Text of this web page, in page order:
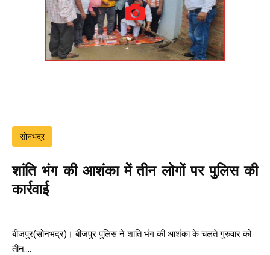
सोनभद्र
शांति भंग की आशंका में तीन लोगों पर पुलिस की
कार्रवाई
बीजपुर(सोनभद्र)। बीजपुर पुलिस ने शांति भंग की आशंका के चलते गुरुवार को
तीन....